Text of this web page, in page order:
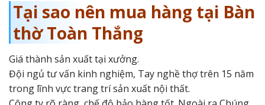
Tại sao nên mua hàng tại Bàn
thờ Toàn Thắng
Giá thành sản xuất tại xưởng.
Đội ngủ tư vấn kinh nghiệm, Tay nghề thợ trên 15 năm
trong lĩnh vực trang trí sản xuất nội thất.